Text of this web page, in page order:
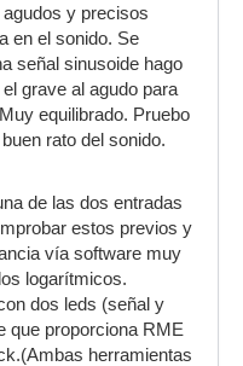
y precisos
en el sonido. Se
señal sinusoide hago
grave al agudo para
equilibrado. Pruebo
rato del sonido.
de las dos entradas
estos previos y
vía software muy
logarítmicos.
dos leds (señal y
que proporciona RME
herramientas